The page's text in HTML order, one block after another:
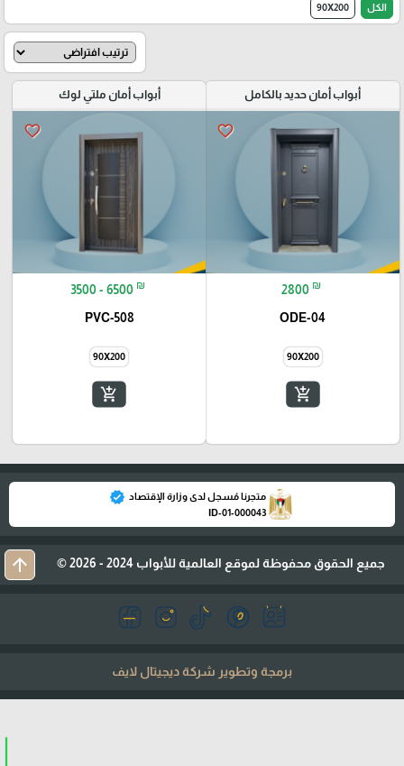
الكل 90X200
أبواب أمان حديد بالكامل
favorite_border
2800 ₪
ODE-04
90X200
add_shopping_cart
أبواب أمان ملتي لوك
favorite_border
3500 - 6500 ₪
PVC-508
90X200
add_shopping_cart
متجرنا مُسجل لدى وزارة الإقتصاد verified
ID-01-000043
جميع الحقوق محفوظة لموقع العالمية للأبواب 2024 - 2026 © arrow_upward
برمجة وتطوير شركة ديجيتال لايف